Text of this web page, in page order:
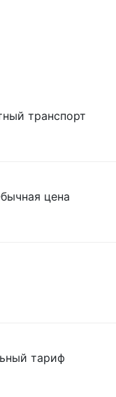
транспорт
цена
тариф